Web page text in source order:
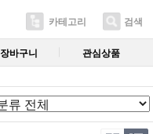
카테고리 검색
장바구니 관심상품